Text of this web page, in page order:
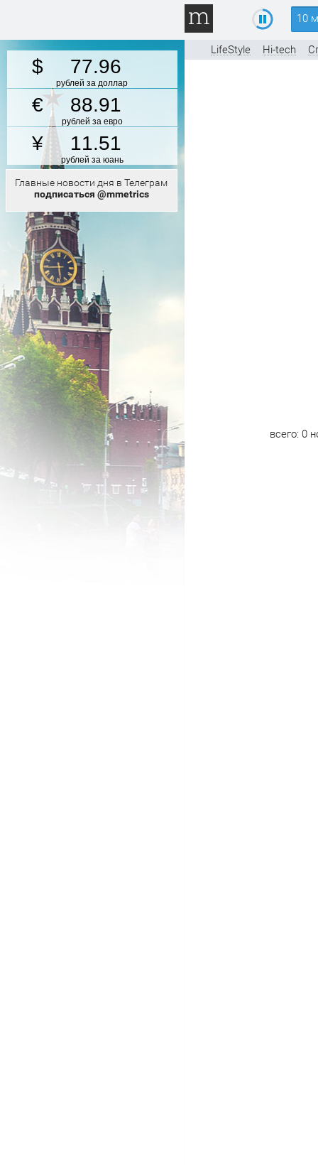
77.96
рублей за доллар
88.91
рублей за евро
11.51
рублей за юань
Главные новости дня в Телеграм
подписаться @mmetrics
10
LifeStyle Hi-tech
всего: 0